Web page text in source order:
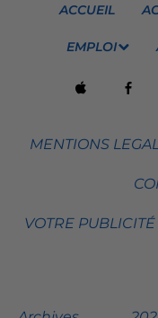
ACCUEIL
EMPLOI
MENTIONS
VOTRE